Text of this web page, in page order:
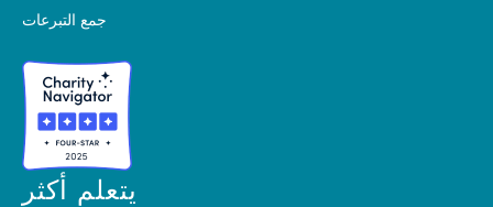
جمع التبرعات
يتعلم أكثر